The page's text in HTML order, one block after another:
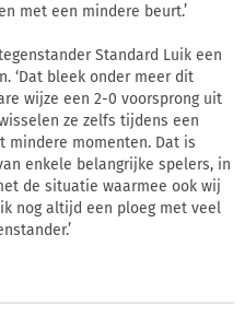
met een mindere beurt.’
Standard Luik een
‘Dat bleek onder meer dit
wijze een 2-0 voorsprong uit
wisselen ze zelfs tijdens een
mindere momenten. Dat is
enkele belangrijke spelers, in
de situatie waarmee ook wij
nog altijd een ploeg met veel